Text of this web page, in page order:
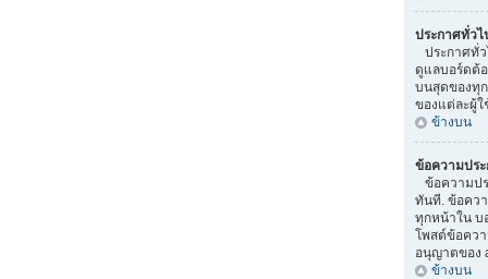
ประกาศทั่วไ
ประกาศทั่
ดูแลบอร์ดต้
บนสุดของทุ
ของแต่ละผู้ใ
ข้างบน
ข้อความประ
ข้อความป
ทันที. ข้อคว
ทุกหน้าใน บ
โพสต์ข้อคว
อนุญาตของ
ข้างบน